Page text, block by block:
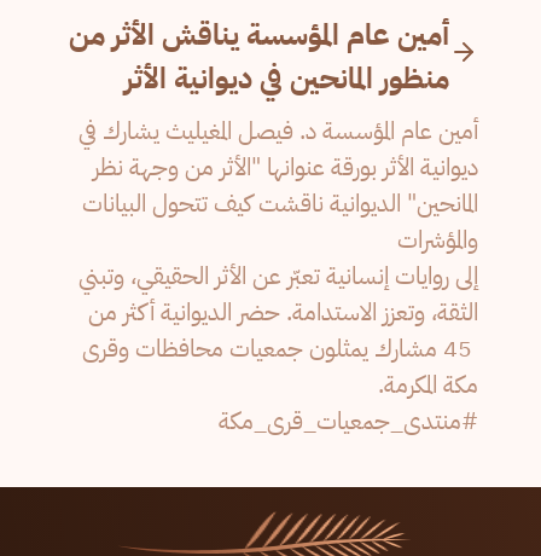
أمين عام المؤسسة يناقش الأثر من
منظور المانحين في ديوانية الأثر
أمين عام المؤسسة د. فيصل المغيليث يشارك في
ديوانية الأثر بورقة عنوانها "الأثر من وجهة نظر
المانحين" الديوانية ناقشت كيف تتحول البيانات
والمؤشرات
‏إلى روايات إنسانية تعبّر عن الأثر الحقيقي، وتبني
الثقة، وتعزز الاستدامة. حضر الديوانية أكثر من
45 مشارك يمثلون جمعيات محافظات وقرى
مكة المكرمة.
‏⁧‫#منتدى_جمعيات_قرى_مكة‬⁩